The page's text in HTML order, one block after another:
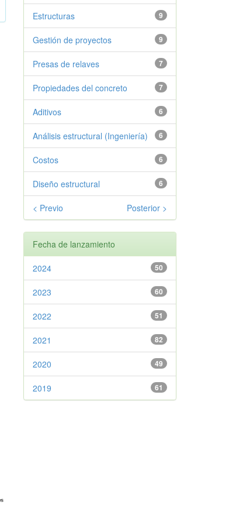
9
Estructuras
9
Gestión de proyectos
7
Presas de relaves
7
Propiedades del concreto
6
Aditivos
6
Análisis estructural (Ingeniería)
6
Costos
6
Diseño estructural
< Previo Posterior >
Fecha de lanzamiento
50
2024
60
2023
51
2022
82
2021
49
2020
61
2019